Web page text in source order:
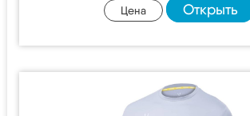
Цена Открыть